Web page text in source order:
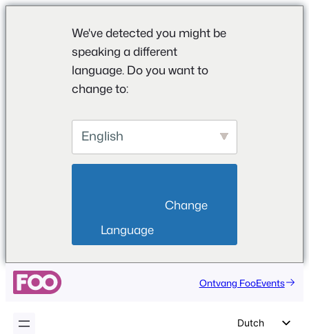
We've detected you might be
speaking a different
language. Do you want to
change to:
English
Language
Ga
naar
inhoud
Ontvang FooEvents
Dutch